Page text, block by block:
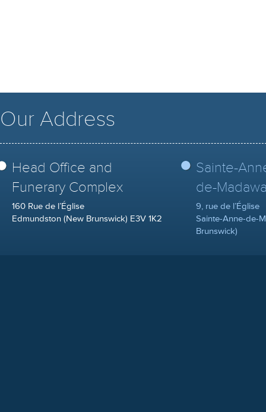
Our Address
Head Office and
Funerary Complex
160 Rue de l’Église
Edmundston (New Brunswick) E3V 1K2
Sainte-
de-
9, rue de l’Église
Sainte-Anne-de-
Brunswick)